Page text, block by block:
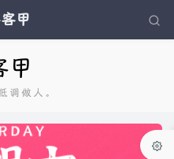
甲
甲
调做人。